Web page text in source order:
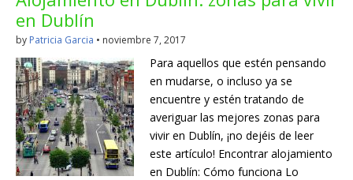
en Dublín
by Patricia Garcia • noviembre 7, 2017
Para aquellos que estén pensando
en mudarse, o incluso ya se
encuentre y estén tratando de
averiguar las mejores zonas para
vivir en Dublín, ¡no dejéis de leer
este artículo! Encontrar alojamiento
en Dublín: Cómo funciona Lo